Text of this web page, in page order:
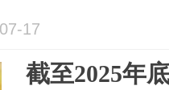
17
截至2025年